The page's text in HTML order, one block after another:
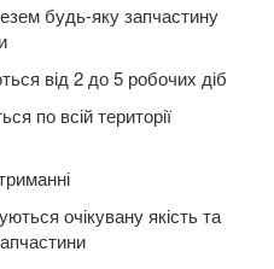
будь-яку запчастину
від 2 до 5 робочих діб
по всій території
очікувану якість та